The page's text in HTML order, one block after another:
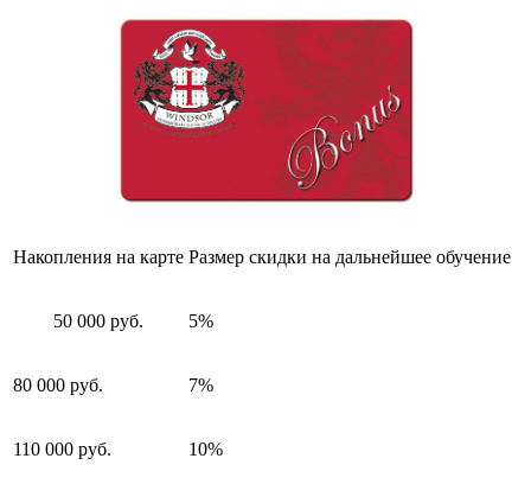
Накопления на карте Размер скидки на дальнейшее обучение
50 000 руб. 5%
80 000 руб. 7%
110 000 руб. 10%